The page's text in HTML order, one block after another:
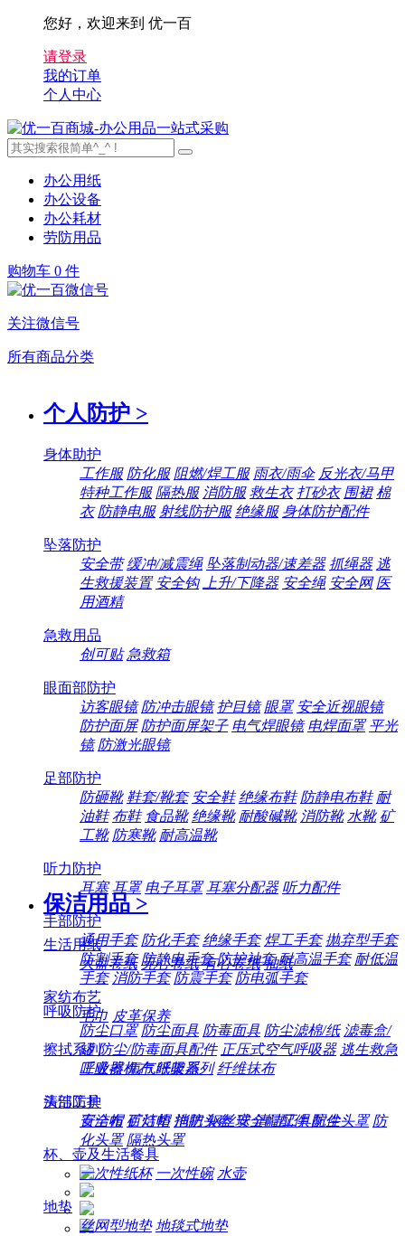
您好，欢迎来到 优一百
请登录
我的订单
个人中心
办公用纸
办公设备
办公耗材
劳防用品
购物车 0 件
关注微信号
所有商品分类
个人防护 >
身体助护
工作服 防化服 阻燃/焊工服 雨衣/雨伞 反光衣/马甲
特种工作服 隔热服 消防服 救生衣 打砂衣 围裙 棉
衣 防静电服 射线防护服 绝缘服 身体防护配件
坠落防护
安全带 缓冲/减震绳 坠落制动器/速差器 抓绳器 逃
生救援装置 安全钩 上升/下降器 安全绳 安全网 医
用酒精
急救用品
创可贴 急救箱
眼面部防护
访客眼镜 防冲击眼镜 护目镜 眼罩 安全近视眼镜
防护面屏 防护面屏架子 电气焊眼镜 电焊面罩 平光
镜 防激光眼镜
足部防护
防砸靴 鞋套/靴套 安全鞋 绝缘布鞋 防静电布鞋 耐
油鞋 布鞋 食品靴 绝缘靴 耐酸碱靴 消防靴 水靴 矿
工靴 防寒靴 耐高温靴
听力防护
耳塞 耳罩 电子耳罩 耳塞分配器 听力配件
手部防护
通用手套 防化手套 绝缘手套 焊工手套 抛弃型手套
防割手套 防静电手套 防护袖套 耐高温手套 耐低温
手套 消防手套 防震手套 防电弧手套
呼吸防护
防尘口罩 防尘面具 防毒面具 防尘滤棉/纸 滤毒盒/
罐 防尘/防毒面具配件 正压式空气呼吸器 逃生救急
呼吸器 氧气呼吸器
头部防护
安全帽 矿灯帽 消防头盔 安全帽配件 防尘头罩 防
化头罩 隔热头罩
保洁用品 >
生活用纸
大盘卷纸 无心卷纸 有心卷纸 抽纸
家纺布艺
毛巾 皮革保养
擦拭系列
工业擦机布 纸架系列 纤维抹布
清洁工具
百洁布 百洁垫 拖把 钢丝球 清洁工具配件
杯、壶及生活餐具
一次性纸杯 一次性碗 水壶
地垫
丝网型地垫 地毯式地垫